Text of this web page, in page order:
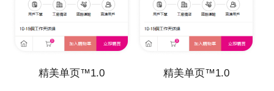
精美单页™1.0 精美单页™1.0